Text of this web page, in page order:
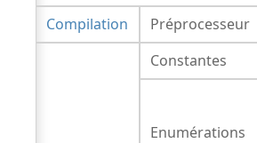
Compilation
Préprocesseur
Constantes
Enumérations